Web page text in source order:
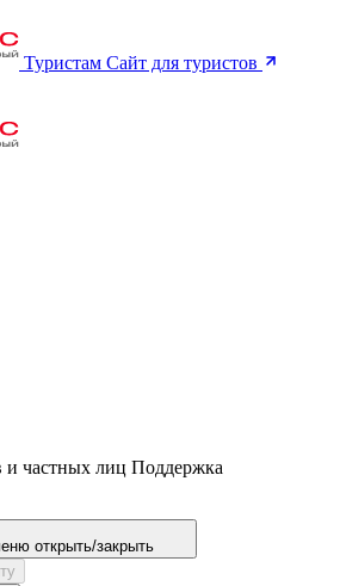
Туристам Сайт для туристов
и частных лиц Поддержка
открыть/закрыть